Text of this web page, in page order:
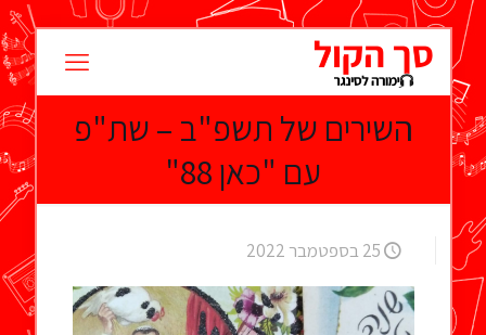
השירים של תשפ"ב – שת"פ
עם "כאן 88"
25 בספטמבר 2022